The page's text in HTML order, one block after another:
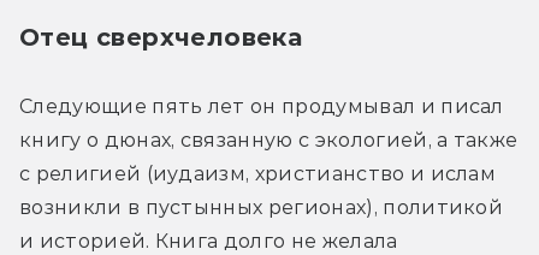
Отец сверхчеловека
Следующие пять лет он продумывал и писал
книгу о дюнах, связанную с экологией, а также
с религией (иудаизм, христианство и ислам
возникли в пустынных регионах), политикой
и историей. Книга долго не желала